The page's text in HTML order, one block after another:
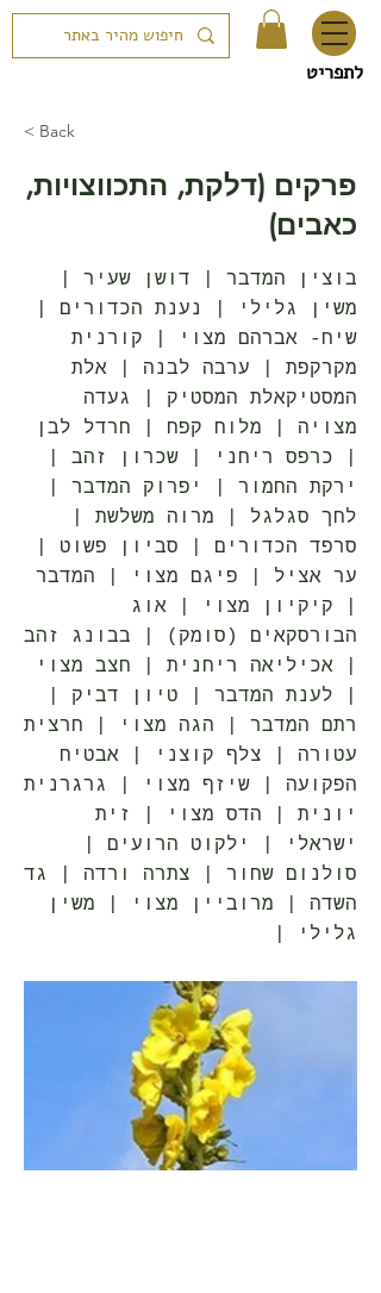
לתפריט
< Back
פרקים (דלקת, התכווצויות,
כאבים)
בוצין המדבר | דושן שעיר |
משין גלילי | נענת הכדורים |
שיח- אברהם מצוי | קורנית
מקרקפת | ערבה לבנה | אלת
המסטיקאלת המסטיק | געדה
מצויה | מלוח קפח | חרדל לבן
| כרפס ריחני | שכרון זהב |
ירקת החמור | יפרוק המדבר |
לחך סגלגל | מרוה משלשת |
סרפד הכדורים | סביון פשוט |
ער אציל | פיגם מצוי | המדבר
| קיקיון מצוי | אוג
הבורסקאים (סומק) | בבונג זהב
| אכיליאה ריחנית | חצב מצוי
| לענת המדבר | טיון דביק |
רתם המדבר | הגה מצוי | חרצית
עטורה | צלף קוצני | אבטיח
הפקועה | שיזף מצוי | גרגרנית
יונית | הדס מצוי | זית
ישראלי | ילקוט הרועים |
סולנום שחור | צתרה ורדה | גד
השדה | מרוביין מצוי | משין
גלילי |